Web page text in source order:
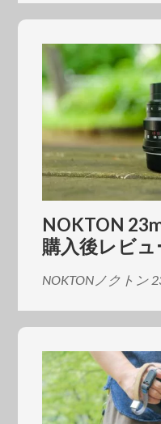
NOKTON
購入後レビュ
NOKTONノクトン